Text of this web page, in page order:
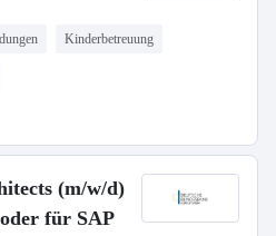
Kinderbetreuung
(m/w/d)
für SAP